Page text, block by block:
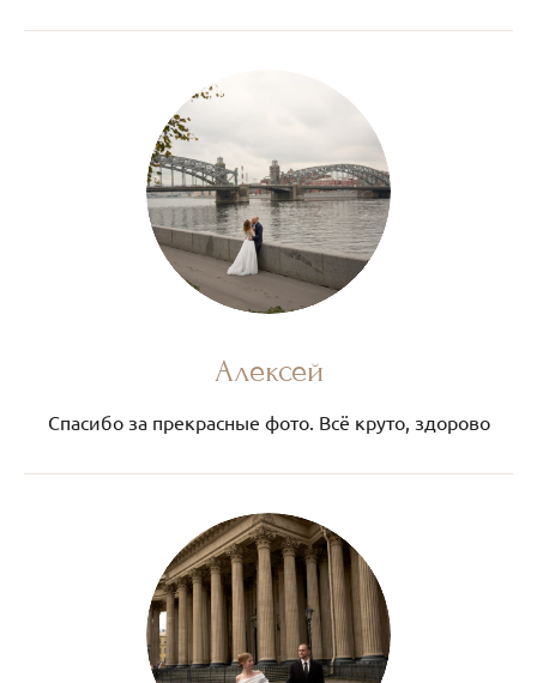
Алексей
Спасибо за прекрасные фото. Всё круто, здорово